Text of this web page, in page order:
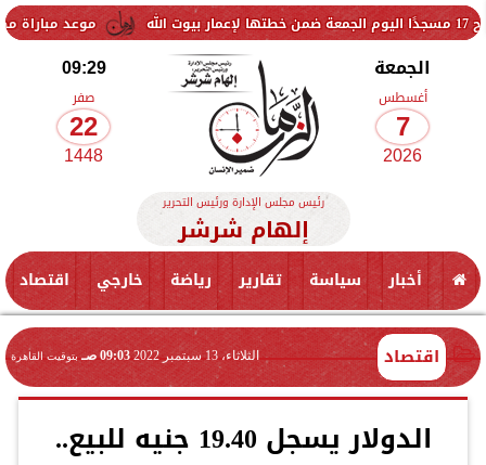
موعد مباراة مصر وإسبانيا
الجمعة
أغسطس
7
2026
09:29
صفر
22
1448
رئيس مجلس الإدارة ورئيس التحرير
إلهام شرشر
أخبار سياسة تقارير رياضة خارجي اقتصاد
اقتصاد الثلاثاء، 13 سبتمبر 2022 09:03 صـ بتوقيت القاهرة
الدولار يسجل 19.40 جنيه للبيع..